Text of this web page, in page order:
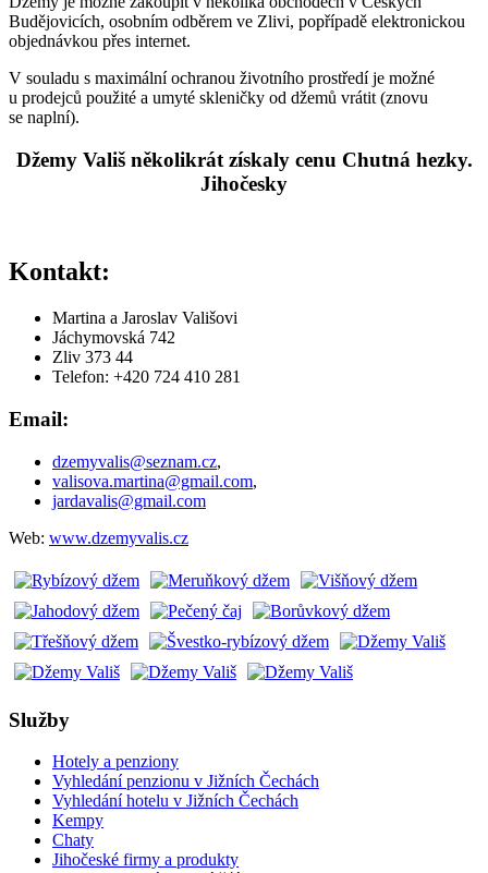
Budějovicích, osobním odběrem ve Zlivi, popřípadě elektronickou
objednávkou přes internet.
V souladu s maximální ochranou životního prostředí je možné
u prodejců použité a umyté skleničky od džemů vrátit (znovu
se naplní).
Džemy Vališ několikrát získaly cenu Chutná hezky.
Jihočesky
Kontakt:
Martina a Jaroslav Vališovi
Jáchymovská 742
Zliv 373 44
Telefon: +420 724 410 281
Email:
dzemyvalis@seznam.cz,
valisova.martina@gmail.com,
jardavalis@gmail.com
Web: www.dzemyvalis.cz
Služby
Hotely a penziony
Vyhledání penzionu v Jižních Čechách
Vyhledání hotelu v Jižních Čechách
Kempy
Chaty
Jihočeské firmy a produkty